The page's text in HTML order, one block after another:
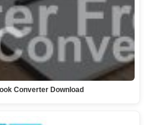
Converter Download